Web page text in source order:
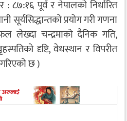
: ८७:१६ पूर्व र नेपालको निर्धारित
सूर्यसिद्धान्तको प्रयोग गरी गणना
लेख्दा चन्द्रमाको दैनिक गति,
दृष्टि, वेधस्थान र विपरीत
छ )